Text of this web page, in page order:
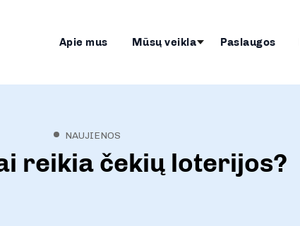
Apie mus Mūsų veikla Paslaugos
NAUJIENOS
reikia čekių loterijos?